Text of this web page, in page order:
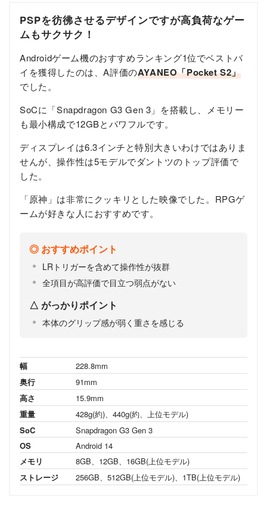
PSPを彷彿させるデザインですが高負荷なゲー
ムもサクサク！
Androidゲーム機のおすすめランキング1位でベストバ
イを獲得したのは、A評価のAYANEO「Pocket S2」
でした。
SoCに「Snapdragon G3 Gen 3」を搭載し、メモリー
も最小構成で12GBとパワフルです。
ディスプレイは6.3インチと特別大きいわけではありま
せんが、操作性は5モデルでダントツのトップ評価で
した。
「原神」は非常にクッキリとした映像でした。RPGゲ
ームが好きな人におすすめです。
おすすめポイント
LRトリガーを含めて操作性が抜群
全項目が高評価で目立つ弱点がない
がっかりポイント
本体のグリップ感が弱く重さを感じる
幅
228.8mm
奥行
91mm
高さ
15.9mm
重量
428g(約)、440g(約、上位モデル)
SoC
Snapdragon G3 Gen 3
OS
Android 14
メモリ
8GB、12GB、16GB(上位モデル)
ストレージ
256GB、512GB(上位モデル)、1TB(上位モデル)